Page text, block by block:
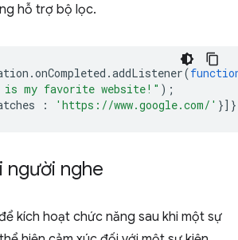
hỗ trợ bộ lọc.
.onCompleted .addListener(
is my favorite website!" );
: 'https://www.google.com/'
người nghe
kích hoạt chức năng sau khi một sự